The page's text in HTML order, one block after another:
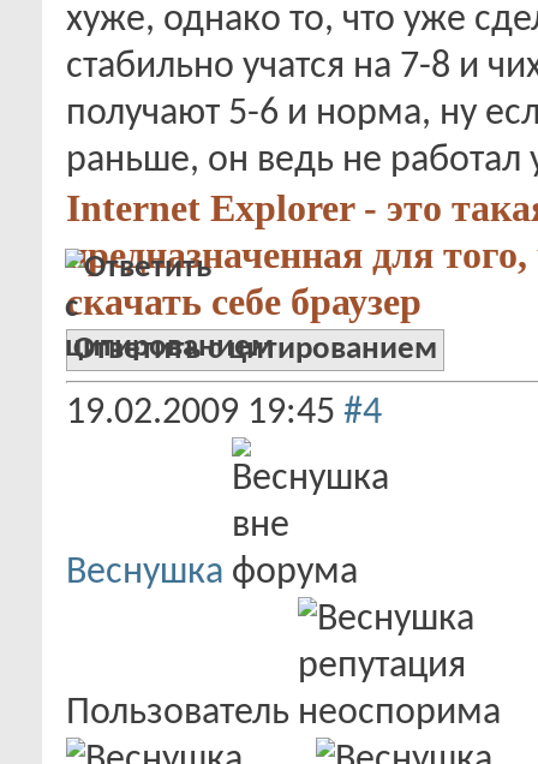
хуже, однако то, что уже
стабильно учатся на 7-8 и
получают 5-6 и норма, ну
раньше, он ведь не работал
Internet Explorer - это
предназначенная для
скачать себе браузер
Ответить с цитированием
19.02.2009 19:45 #4
Веснушка
Пользователь